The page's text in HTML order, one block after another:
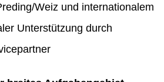
Weiz und internationalem
Unterstützung durch